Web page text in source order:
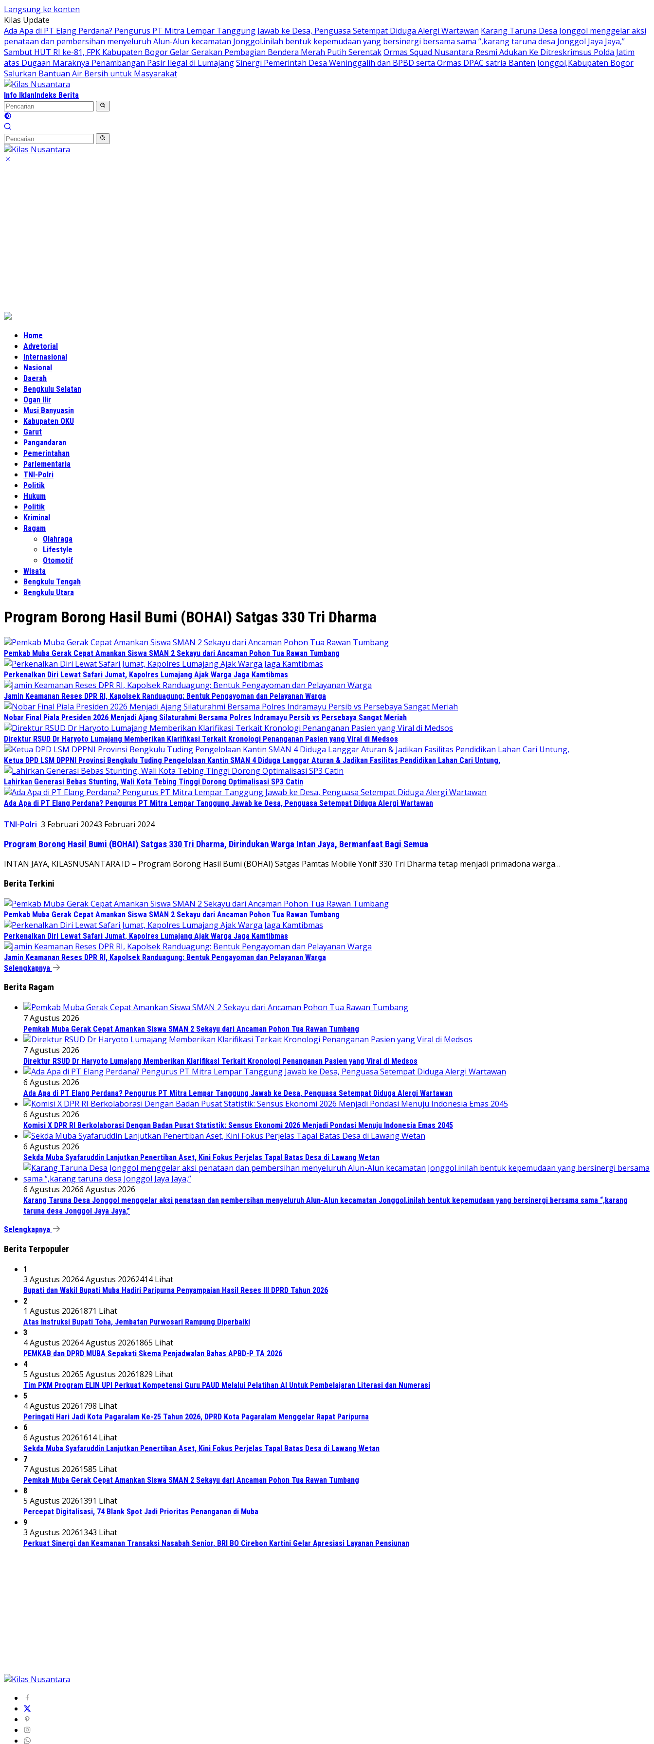
Langsung ke konten
Kilas Update
Ada Apa di PT Elang Perdana? Pengurus PT Mitra Lempar Tanggung Jawab ke Desa, Penguasa Setempat Diduga Alergi Wartawan Karang Taruna Desa Jonggol menggelar aksi
penataan dan pembersihan menyeluruh Alun-Alun kecamatan Jonggol.inilah bentuk kepemudaan yang bersinergi bersama sama “,karang taruna desa Jonggol Jaya Jaya,”
Sambut HUT RI ke-81, FPK Kabupaten Bogor Gelar Gerakan Pembagian Bendera Merah Putih SerentakOrmas Squad Nusantara Resmi Adukan Ke Ditreskrimsus Polda Jatim
atas Dugaan Maraknya Penambangan Pasir Ilegal di LumajangSinergi Pemerintah Desa Weninggalih dan BPBD serta Ormas DPAC satria Banten Jonggol,Kabupaten Bogor
Salurkan Bantuan Air Bersih untuk Masyarakat
Info IklanIndeks Berita
Home
Advetorial
Internasional
Nasional
Daerah
Bengkulu Selatan
Ogan Ilir
Musi Banyuasin
Kabupaten OKU
Garut
Pangandaran
Pemerintahan
Parlementaria
TNI-Polri
Politik
Hukum
Politik
Kriminal
Ragam
Olahraga
Lifestyle
Otomotif
Wisata
Bengkulu Tengah
Bengkulu Utara
Program Borong Hasil Bumi (BOHAI) Satgas 330 Tri Dharma
Pemkab Muba Gerak Cepat Amankan Siswa SMAN 2 Sekayu dari Ancaman Pohon Tua Rawan Tumbang
Perkenalkan Diri Lewat Safari Jumat, Kapolres Lumajang Ajak Warga Jaga Kamtibmas
Jamin Keamanan Reses DPR RI, Kapolsek Randuagung: Bentuk Pengayoman dan Pelayanan Warga
Nobar Final Piala Presiden 2026 Menjadi Ajang Silaturahmi Bersama Polres Indramayu Persib vs Persebaya Sangat Meriah
Direktur RSUD Dr Haryoto Lumajang Memberikan Klarifikasi Terkait Kronologi Penanganan Pasien yang Viral di Medsos
Ketua DPD LSM DPPNI Provinsi Bengkulu Tuding Pengelolaan Kantin SMAN 4 Diduga Langgar Aturan & Jadikan Fasilitas Pendidikan Lahan Cari Untung,
Lahirkan Generasi Bebas Stunting, Wali Kota Tebing Tinggi Dorong Optimalisasi SP3 Catin
Ada Apa di PT Elang Perdana? Pengurus PT Mitra Lempar Tanggung Jawab ke Desa, Penguasa Setempat Diduga Alergi Wartawan
TNI-Polri 3 Februari 20243 Februari 2024
Program Borong Hasil Bumi (BOHAI) Satgas 330 Tri Dharma, Dirindukan Warga Intan Jaya, Bermanfaat Bagi Semua
INTAN JAYA, KILASNUSANTARA.ID – Program Borong Hasil Bumi (BOHAI) Satgas Pamtas Mobile Yonif 330 Tri Dharma tetap menjadi primadona warga…
Berita Terkini
Pemkab Muba Gerak Cepat Amankan Siswa SMAN 2 Sekayu dari Ancaman Pohon Tua Rawan Tumbang
Perkenalkan Diri Lewat Safari Jumat, Kapolres Lumajang Ajak Warga Jaga Kamtibmas
Jamin Keamanan Reses DPR RI, Kapolsek Randuagung: Bentuk Pengayoman dan Pelayanan Warga
Selengkapnya
Berita Ragam
7 Agustus 2026
Pemkab Muba Gerak Cepat Amankan Siswa SMAN 2 Sekayu dari Ancaman Pohon Tua Rawan Tumbang
7 Agustus 2026
Direktur RSUD Dr Haryoto Lumajang Memberikan Klarifikasi Terkait Kronologi Penanganan Pasien yang Viral di Medsos
6 Agustus 2026
Ada Apa di PT Elang Perdana? Pengurus PT Mitra Lempar Tanggung Jawab ke Desa, Penguasa Setempat Diduga Alergi Wartawan
6 Agustus 2026
Komisi X DPR RI Berkolaborasi Dengan Badan Pusat Statistik: Sensus Ekonomi 2026 Menjadi Pondasi Menuju Indonesia Emas 2045
6 Agustus 2026
Sekda Muba Syafaruddin Lanjutkan Penertiban Aset, Kini Fokus Perjelas Tapal Batas Desa di Lawang Wetan
6 Agustus 20266 Agustus 2026
Karang Taruna Desa Jonggol menggelar aksi penataan dan pembersihan menyeluruh Alun-Alun kecamatan Jonggol.inilah bentuk kepemudaan yang bersinergi bersama sama “,karang
taruna desa Jonggol Jaya Jaya,”
Selengkapnya
Berita Terpopuler
1
3 Agustus 20264 Agustus 20262414 Lihat
Bupati dan Wakil Bupati Muba Hadiri Paripurna Penyampaian Hasil Reses III DPRD Tahun 2026
2
1 Agustus 20261871 Lihat
Atas Instruksi Bupati Toha, Jembatan Purwosari Rampung Diperbaiki
3
4 Agustus 20264 Agustus 20261865 Lihat
PEMKAB dan DPRD MUBA Sepakati Skema Penjadwalan Bahas APBD-P TA 2026
4
5 Agustus 20265 Agustus 20261829 Lihat
Tim PKM Program ELIN UPI Perkuat Kompetensi Guru PAUD Melalui Pelatihan AI Untuk Pembelajaran Literasi dan Numerasi
5
4 Agustus 20261798 Lihat
Peringati Hari Jadi Kota Pagaralam Ke-25 Tahun 2026, DPRD Kota Pagaralam Menggelar Rapat Paripurna
6
6 Agustus 20261614 Lihat
Sekda Muba Syafaruddin Lanjutkan Penertiban Aset, Kini Fokus Perjelas Tapal Batas Desa di Lawang Wetan
7
7 Agustus 20261585 Lihat
Pemkab Muba Gerak Cepat Amankan Siswa SMAN 2 Sekayu dari Ancaman Pohon Tua Rawan Tumbang
8
5 Agustus 20261391 Lihat
Percepat Digitalisasi, 74 Blank Spot Jadi Prioritas Penanganan di Muba
9
3 Agustus 20261343 Lihat
Perkuat Sinergi dan Keamanan Transaksi Nasabah Senior, BRI BO Cirebon Kartini Gelar Apresiasi Layanan Pensiunan